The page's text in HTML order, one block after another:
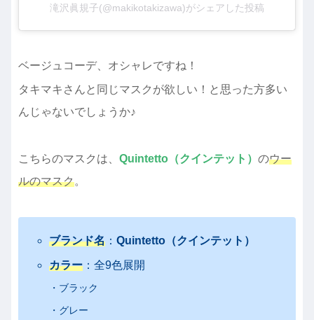
滝沢眞規子(@makikotakizawa)がシェアした投稿
ベージュコーデ、オシャレですね！
タキマキさんと同じマスクが欲しい！と思った方多い
んじゃないでしょうか♪
こちらのマスクは、 Quintetto（クインテット） のウー
ルのマスク。
ブランド名 ：Quintetto（クインテット）
カラー ：全9色展開
・ブラック
・グレー